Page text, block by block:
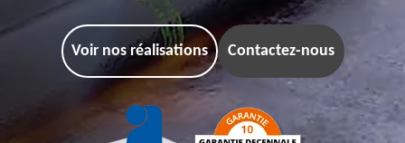
Voir nos réalisations Contactez-nous